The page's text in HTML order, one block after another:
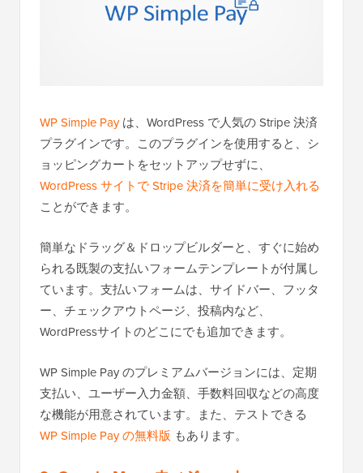
WP Simple Payは、WordPress で人気の Stripe 決済
プラグインです。このプラグインを使用すると、シ
ョッピングカートをセットアップせずに、
WordPress サイトで Stripe 決済を簡単に受け入れる
ことができます。
簡単なドラッグ＆ドロップビルダーと、すぐに始め
られる既製の支払いフォームテンプレートが付属し
ています。支払いフォームは、サイドバー、フッタ
ー、チェックアウトページ、投稿内など、
WordPressサイトのどこにでも追加できます。
WP Simple Pay のプレミアムバージョンには、定期
支払い、ユーザー入力金額、手数料回収などの高度
な機能が用意されています。また、テストできる
WP Simple Pay の無料版 もあります。